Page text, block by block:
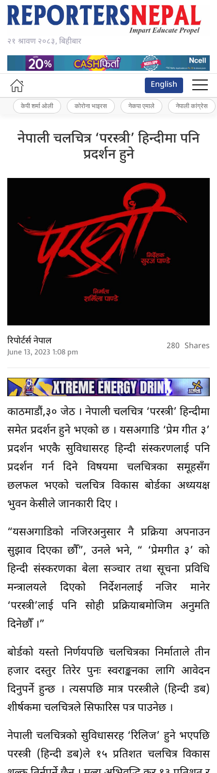
२१ श्रावण २०८३, बिहीबार
English
केपी शर्मा ओली कोरोना भाइरस नेकपा एमाले नेपाली कांग्रेस
नेपाली चलचित्र ‘परस्त्री’ हिन्दीमा पनि
प्रदर्शन हुने
रिपोर्टर्स नेपाल
June 13, 2023 1:08 pm 280 Shares
काठमाडौं,३० जेठ । नेपाली चलचित्र ‘परस्त्री’ हिन्दीमा
समेत प्रदर्शन हुने भएको छ । यसअगाडि ‘प्रेम गीत ३’
प्रदर्शन भएकै सुविधासरह हिन्दी संस्करणलाई पनि
प्रदर्शन गर्न दिने विषयमा चलचित्रका समूहसँग
छलफल भएको चलचित्र विकास बोर्डका अध्ययक्ष
भुवन केसीले जानकारी दिए ।
“यसअगाडिको नजिरअनुसार नै प्रक्रिया अपनाउन
सुझाव दिएका छौँ”, उनले भने, “ ‘प्रेमगीत ३’ को
हिन्दी संस्करणका बेला सञ्चार तथा सूचना प्रविधि
मन्त्रालयले दिएको निर्देशनलाई नजिर मानेर
‘परस्त्री’लाई पनि सोही प्रक्रियाबमोजिम अनुमति
दिनेछौँ ।”
बोर्डको यस्तो निर्णयपछि चलचित्रका निर्माताले तीन
हजार दस्तुर तिरेर पुनः स्वराङ्कनका लागि आवेदन
दिनुपर्ने हुन्छ । त्यसपछि मात्र परस्त्रीले (हिन्दी डब)
शीर्षकमा चलचित्रले सिफारिस पत्र पाउनेछ ।
नेपाली चलचित्रको सुविधासरह ‘रिलिज’ हुने भएपछि
परस्त्री (हिन्दी डब)ले १५ प्रतिशत चलचित्र विकास